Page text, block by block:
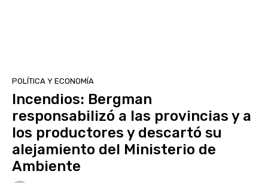
POLÍTICA Y ECONOMÍA
Incendios: Bergman
responsabilizó a las provincias y a
los productores y descartó su
alejamiento del Ministerio de
Ambiente